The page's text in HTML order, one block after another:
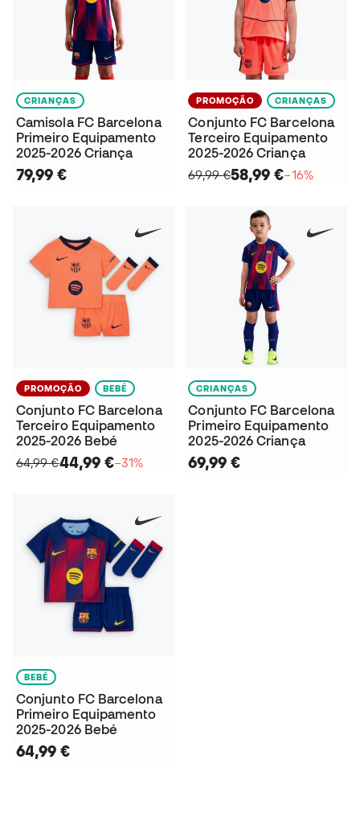
CRIANÇAS
Camisola FC Barcelona
Primeiro Equipamento
2025-2026 Criança
79,99 €
PROMOÇÃO CRIANÇAS
Conjunto FC Barcelona
Terceiro Equipamento
2025-2026 Criança
69,99 €58,99 €−16%
PROMOÇÃO BEBÉ
Conjunto FC Barcelona
Terceiro Equipamento
2025-2026 Bebé
64,99 €44,99 €−31%
CRIANÇAS
Conjunto FC Barcelona
Primeiro Equipamento
2025-2026 Criança
69,99 €
BEBÉ
Conjunto FC Barcelona
Primeiro Equipamento
2025-2026 Bebé
64,99 €